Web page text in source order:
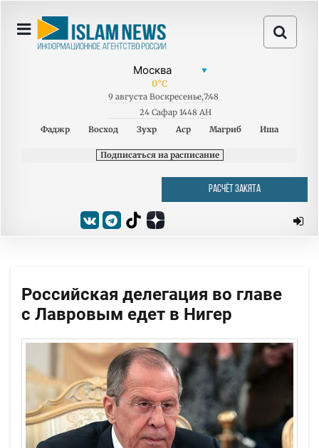
0°C
9 августа Воскресенье,7:48
24 Сафар 1448 AH
Фаджр
Восход Зухр Аср Магриб Иша
Подписаться на расписание
РАСЧЁТ ЗАКЯТА
Российская делегация во главе
с Лавровым едет в Нигер